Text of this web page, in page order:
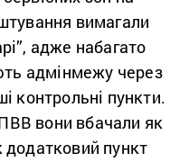
вимагали
адже набагато
адмінмежу через
контрольні пункти.
вони вбачали як
пункт